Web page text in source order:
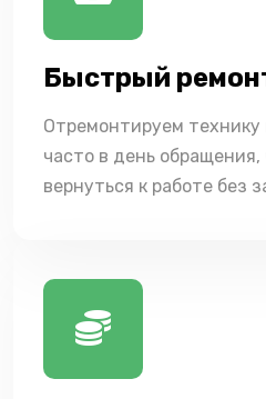
Быстрый
Отремонтируем технику
часто в день
вернуться к работе без